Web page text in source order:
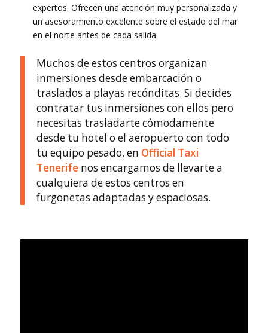
expertos. Ofrecen una atención muy personalizada y
un asesoramiento excelente sobre el estado del mar
en el norte antes de cada salida.
Muchos de estos centros organizan
inmersiones desde embarcación o
traslados a playas recónditas. Si decides
contratar tus inmersiones con ellos pero
necesitas trasladarte cómodamente
desde tu hotel o el aeropuerto con todo
tu equipo pesado, en Official Taxi
Tenerife nos encargamos de llevarte a
cualquiera de estos centros en
furgonetas adaptadas y espaciosas.